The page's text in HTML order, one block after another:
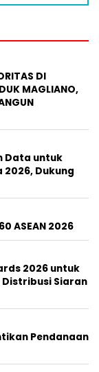
DI
MAGLIANO,
Data untuk
2026, Dukung
ASEAN 2026
2026 untuk
Distribusi Siaran
Pendanaan